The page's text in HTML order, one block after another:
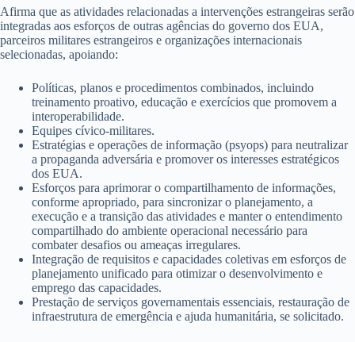
Afirma que as atividades relacionadas a intervenções estrangeiras serão
integradas aos esforços de outras agências do governo dos EUA,
parceiros militares estrangeiros e organizações internacionais
selecionadas, apoiando:
Políticas, planos e procedimentos combinados, incluindo
treinamento proativo, educação e exercícios que promovem a
interoperabilidade.
Equipes cívico-militares.
Estratégias e operações de informação (psyops) para neutralizar
a propaganda adversária e promover os interesses estratégicos
dos EUA.
Esforços para aprimorar o compartilhamento de informações,
conforme apropriado, para sincronizar o planejamento, a
execução e a transição das atividades e manter o entendimento
compartilhado do ambiente operacional necessário para
combater desafios ou ameaças irregulares.
Integração de requisitos e capacidades coletivas em esforços de
planejamento unificado para otimizar o desenvolvimento e
emprego das capacidades.
Prestação de serviços governamentais essenciais, restauração de
infraestrutura de emergência e ajuda humanitária, se solicitado.